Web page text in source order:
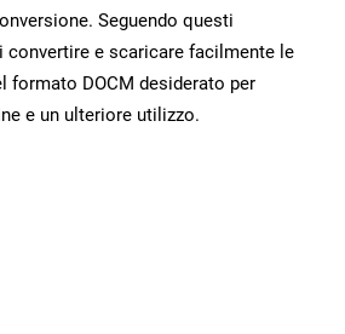
Seguendo questi
convertire e scaricare facilmente le
formato DOCM desiderato per
e un ulteriore utilizzo.